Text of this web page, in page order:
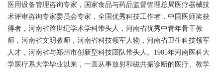
医用设备管理咨询专家，国家食品与药品监督管理总局医疗器械技
术评审咨询专家委员会专家，全国优秀科技工作者，中国医师奖获
得者，河南省跨世纪学术学科带头人，河南省优秀中青年骨干教
师，河南省文明教师，河南省科技领军人物，河南省卫生科技领军
人才，河南省与郑州市创新型科技团队带头人。1985年河南医科大
学医疗系大学毕业以来，一直从事放射和磁共振诊断的医疗、教学